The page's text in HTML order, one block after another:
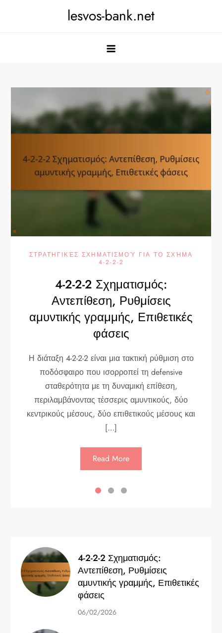
lesvos-bank.net
ΣΤΡΑΤΗΓΙΚΈΣ ΣΧΗΜΑΤΙΣΜΟΎ ΓΙΑ ΤΟ ΣΧΉΜΑ
4-2-2-2
4-2-2-2 Σχηματισμός:
Αντεπίθεση, Ρυθμίσεις
αμυντικής γραμμής, Επιθετικές
φάσεις
Η διάταξη 4-2-2-2 είναι μια τακτική ρύθμιση στο
ποδόσφαιρο που ισορροπεί τη defensive
σταθερότητα με τη δυναμική επίθεση,
περιλαμβάνοντας τέσσερις αμυντικούς, δύο
κεντρικούς μέσους, δύο επιθετικούς μέσους και
[…]
Read More
4-2-2-2 Σχηματισμός:
Αντεπίθεση, Ρυθμίσεις
αμυντικής γραμμής, Επιθετικές
φάσεις
06/02/2026